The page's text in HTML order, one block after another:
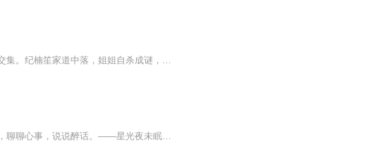
落魄千金纪楠笙沦为三流女星，意外与能掌控娱乐版图的霸总霍宏逸产生了交集。纪楠笙家道中落，姐姐自杀成谜，迫于男友母亲的逼迫与相恋多年的男友分手，为了有个靠山获得星途上的资源，继续调查姐姐自杀真相，与腹黑的霍公子签订协议，他以星光为牢，为她...
忙碌了一天，我知道你有些疲倦。孤独的夜晚，有我在你身边。让我们一起，聊聊心事，说说醉话。——星光夜未眠。...